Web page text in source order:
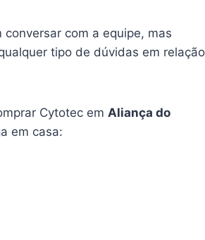
com a equipe, mas
tipo de dúvidas em relação
Cytotec em Aliança do
em casa: